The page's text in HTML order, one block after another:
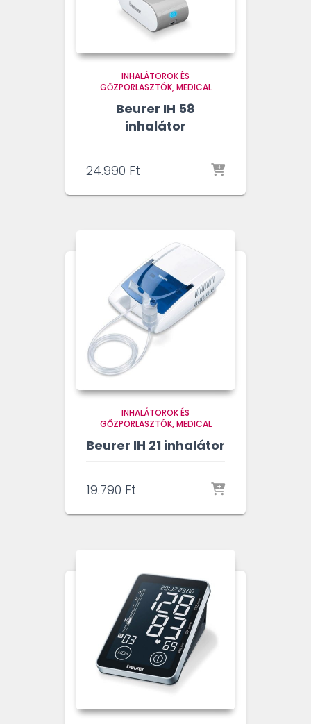
INHALÁTOROK ÉS
GŐZPORLASZTÓK MEDICAL
Beurer IH 58
inhalátor
24.990 Ft
INHALÁTOROK ÉS
GŐZPORLASZTÓK MEDICAL
Beurer IH 21 inhalátor
19.790 Ft